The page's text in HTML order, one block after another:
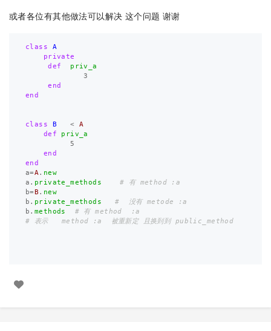
或者各位有其他做法可以解决 这个问题 谢谢
class
A
private
def
priv_a
3
end
end
class B <
A
def
priv_a
5
end
end
a=A. new
a . private_methods
# 有 method :a
b= B . new
b . private_methods
#  没有 metode :a
b . methods
# 有 method  :a
# 表示   method :a  被重新定 且换到到 public_method